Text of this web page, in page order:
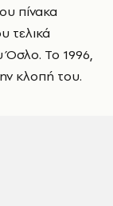
πίνακα
τελικά
Όσλο. Το 1996,
κλοπή του.